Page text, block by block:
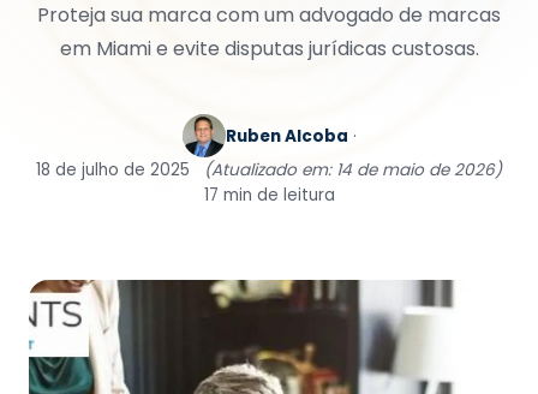
Proteja sua marca com um advogado de marcas
em Miami e evite disputas jurídicas custosas.
Ruben Alcoba ·
18 de julho de 2025
(Atualizado em: 14 de maio de 2026)
17 min de leitura